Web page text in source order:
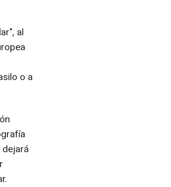
al
o a